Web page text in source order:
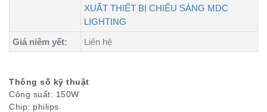
XUẤT THIẾT BỊ CHIẾU SÁNG MDC
LIGHTING
Giá niêm yết:
Liên hệ
Thông số kỹ thuật
Công suất: 150W
Chip: philips